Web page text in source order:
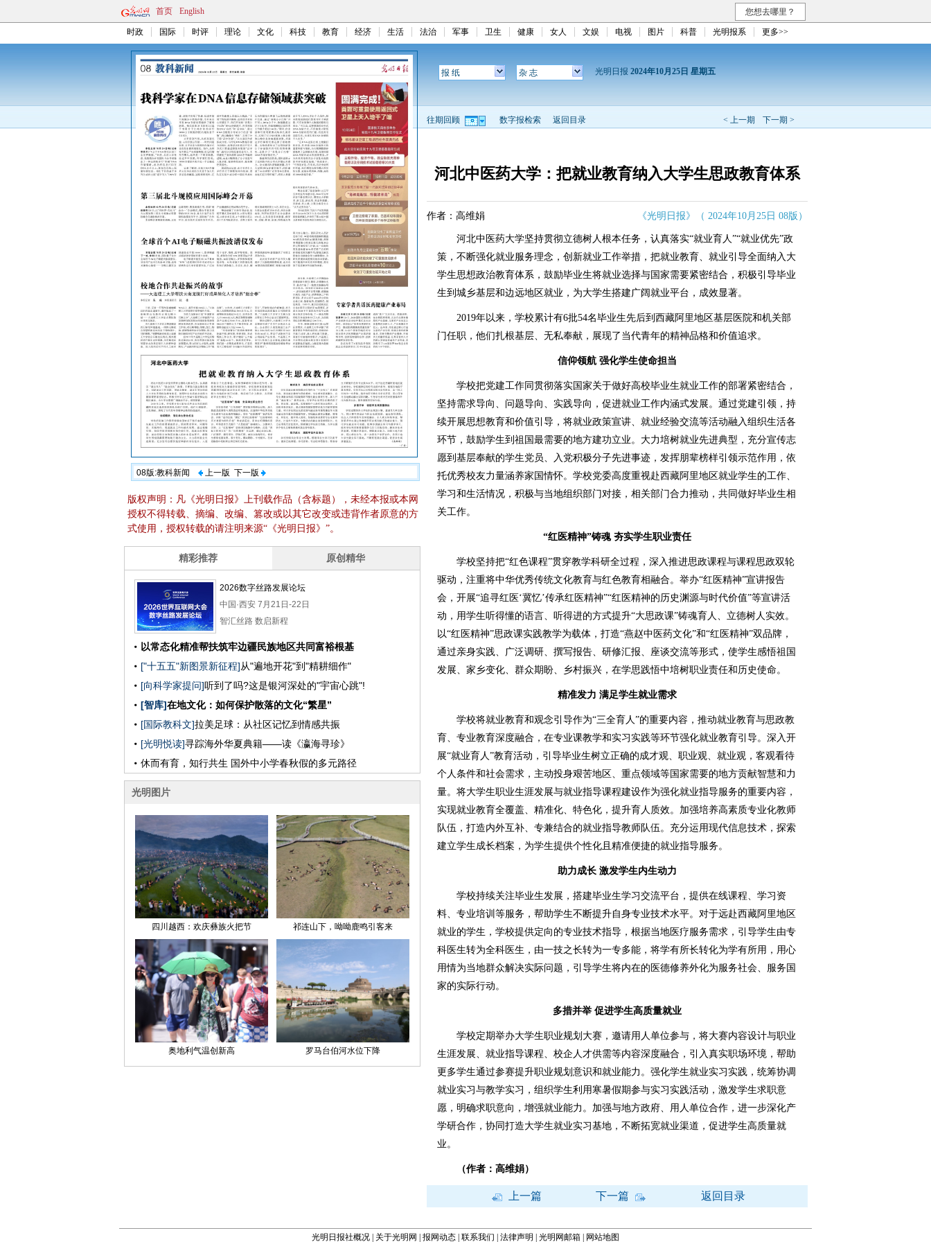
首页 English 您想去哪里？
时政 国际 时评 理论 文化 科技 教育 经济 生活 法治 军事 卫生 健康 女人 文娱 电视 图片 科普 光明报系 更多>>
08版:教科新闻 上一版 下一版
版权声明：凡《光明日报》上刊载作品（含标题），未经本报或本网
授权不得转载、摘编、改编、篡改或以其它改变或违背作者原意的方
式使用，授权转载的请注明来源“《光明日报》”。
报 纸 杂 志 光明日报 2024年10月25日 星期五
< 上一期 下一期 >
往期回顾 数字报检索 返回目录
河北中医药大学：把就业教育纳入大学生思政教育体系
作者：高维娟 《光明日报》（ 2024年10月25日 08版）
河北中医药大学坚持贯彻立德树人根本任务，认真落实“就业育人”“就业优先”政
策，不断强化就业服务理念，创新就业工作举措，把就业教育、就业引导全面纳入大
学生思想政治教育体系，鼓励毕业生将就业选择与国家需要紧密结合，积极引导毕业
生到城乡基层和边远地区就业，为大学生搭建广阔就业平台，成效显著。
2019年以来，学校累计有6批54名毕业生先后到西藏阿里地区基层医院和机关部
门任职，他们扎根基层、无私奉献，展现了当代青年的精神品格和价值追求。
信仰领航 强化学生使命担当
学校把党建工作同贯彻落实国家关于做好高校毕业生就业工作的部署紧密结合，
坚持需求导向、问题导向、实践导向，促进就业工作内涵式发展。通过党建引领，持
续开展思想教育和价值引导，将就业政策宣讲、就业经验交流等活动融入组织生活各
环节，鼓励学生到祖国最需要的地方建功立业。大力培树就业先进典型，充分宣传志
愿到基层奉献的学生党员、入党积极分子先进事迹，发挥朋辈榜样引领示范作用，依
托优秀校友力量涵养家国情怀。学校党委高度重视赴西藏阿里地区就业学生的工作、
学习和生活情况，积极与当地组织部门对接，相关部门合力推动，共同做好毕业生相
关工作。
“红医精神”铸魂 夯实学生职业责任
学校坚持把“红色课程”贯穿教学科研全过程，深入推进思政课程与课程思政双轮
驱动，注重将中华优秀传统文化教育与红色教育相融合。举办“红医精神”宣讲报告
会，开展“追寻红医‘冀忆’传承红医精神”“红医精神的历史渊源与时代价值”等宣讲活
动，用学生听得懂的语言、听得进的方式提升“大思政课”铸魂育人、立德树人实效。
以“红医精神”思政课实践教学为载体，打造“燕赵中医药文化”和“红医精神”双品牌，
通过亲身实践、广泛调研、撰写报告、研修汇报、座谈交流等形式，使学生感悟祖国
发展、家乡变化、群众期盼、乡村振兴，在学思践悟中培树职业责任和历史使命。
精准发力 满足学生就业需求
学校将就业教育和观念引导作为“三全育人”的重要内容，推动就业教育与思政教
育、专业教育深度融合，在专业课教学和实习实践等环节强化就业教育引导。深入开
展“就业育人”教育活动，引导毕业生树立正确的成才观、职业观、就业观，客观看待
个人条件和社会需求，主动投身艰苦地区、重点领域等国家需要的地方贡献智慧和力
量。将大学生职业生涯发展与就业指导课程建设作为强化就业指导服务的重要内容，
实现就业教育全覆盖、精准化、特色化，提升育人质效。加强培养高素质专业化教师
队伍，打造内外互补、专兼结合的就业指导教师队伍。充分运用现代信息技术，探索
建立学生成长档案，为学生提供个性化且精准便捷的就业指导服务。
助力成长 激发学生内生动力
学校持续关注毕业生发展，搭建毕业生学习交流平台，提供在线课程、学习资
料、专业培训等服务，帮助学生不断提升自身专业技术水平。对于远赴西藏阿里地区
就业的学生，学校提供定向的专业技术指导，根据当地医疗服务需求，引导学生由专
科医生转为全科医生，由一技之长转为一专多能，将学有所长转化为学有所用，用心
用情为当地群众解决实际问题，引导学生将内在的医德修养外化为服务社会、服务国
家的实际行动。
多措并举 促进学生高质量就业
学校定期举办大学生职业规划大赛，邀请用人单位参与，将大赛内容设计与职业
生涯发展、就业指导课程、校企人才供需等内容深度融合，引入真实职场环境，帮助
更多学生通过参赛提升职业规划意识和就业能力。强化学生就业实习实践，统筹协调
就业实习与教学实习，组织学生利用寒暑假期参与实习实践活动，激发学生求职意
愿，明确求职意向，增强就业能力。加强与地方政府、用人单位合作，进一步深化产
学研合作，协同打造大学生就业实习基地，不断拓宽就业渠道，促进学生高质量就
业。
（作者：高维娟）
上一篇 下一篇 返回目录
光明日报社概况 关于光明网 报网动态 联系我们 法律声明 光明网邮箱 网站地图